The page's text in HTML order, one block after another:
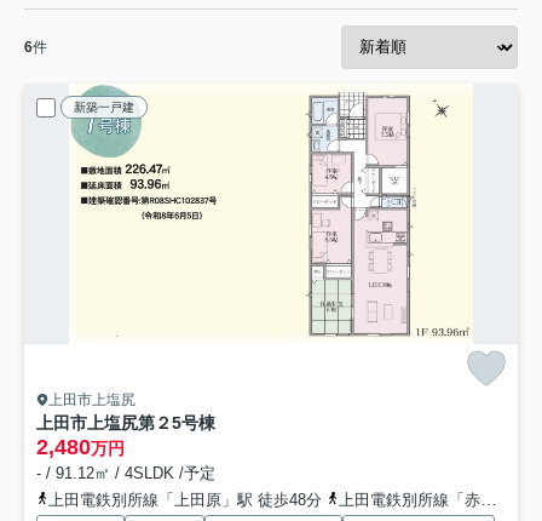
6件
新築一戸建
上田市上塩尻
上田市上塩尻第２5号棟
2,480万円
- / 91.12㎡ / 4SLDK /予定
上田電鉄別所線「上田原」駅 徒歩48分
上田電鉄別所線「赤坂上」駅 徒歩48分